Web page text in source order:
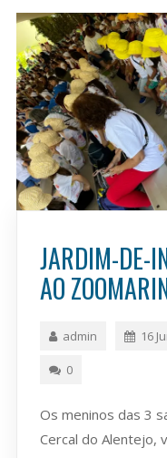
JARDIM-DE-
AO
admin 16
0
Os meninos das 3
Cercal do Alentejo,